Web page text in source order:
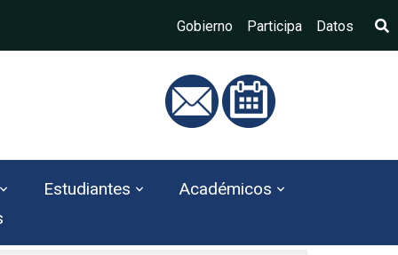
Gobierno Participa Datos
Estudiantes
Académicos